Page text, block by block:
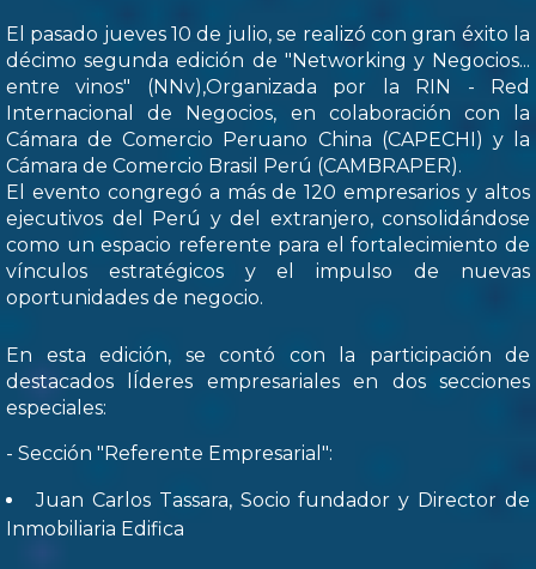
El pasado jueves 10 de julio, se realizó con gran éxito la
décimo segunda edición de "Networking y Negocios...
entre vinos" (NNv),Organizada por la RIN - Red
Internacional de Negocios, en colaboración con la
Cámara de Comercio Peruano China (CAPECHI) y la
Cámara de Comercio Brasil Perú (CAMBRAPER).
El evento congregó a más de 120 empresarios y altos
ejecutivos del Perú y del extranjero, consolidándose
como un espacio referente para el fortalecimiento de
vínculos estratégicos y el impulso de nuevas
oportunidades de negocio.
En esta edición, se contó con la participación de
destacados lÍderes empresariales en dos secciones
especiales:
- Sección "Referente Empresarial":
Juan Carlos Tassara, Socio fundador y Director de
Inmobiliaria Edifica